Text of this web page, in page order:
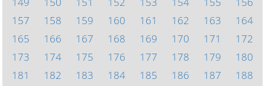
157
158 159 160 161 162 163
164
165
166 167 168 169 170 171
172
173
174 175 176 177 178 179
180
181
182 183 184 185 186 187
188